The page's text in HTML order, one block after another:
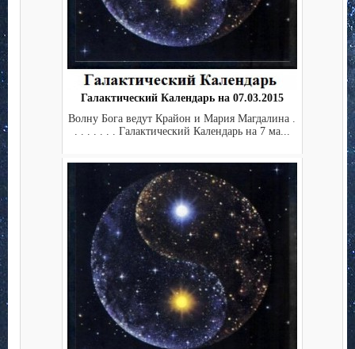
Галактический Календарь на 07.03.2015
Волну Бога ведут Крайон и Мария Магдалина .
. . . . . . . Галактический Календарь на 7 ма...